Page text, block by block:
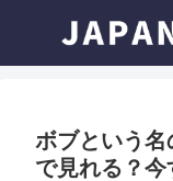
ボブという名
で見れる？